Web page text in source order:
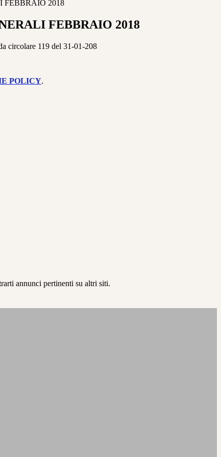
FEBBRAIO 2018
FEBBRAIO 2018
circolare 119 del 31-01-208
POLICY.
annunci pertinenti su altri siti.